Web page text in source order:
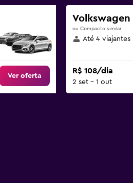
Ver oferta
Volkswagen
ou Compacto similar
Até 4 viajantes
R$ 108/dia
2 set - 1 out